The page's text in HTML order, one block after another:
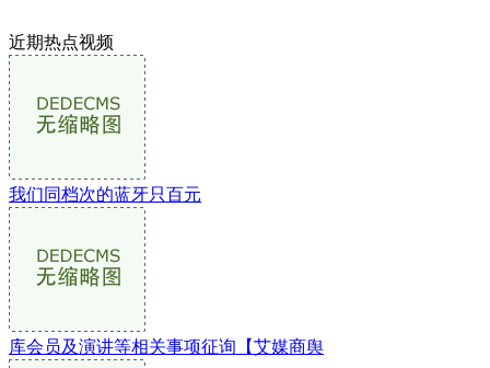
近期热点视频
我们同档次的蓝牙只百元
库会员及演讲等相关事项征询【艾媒商舆